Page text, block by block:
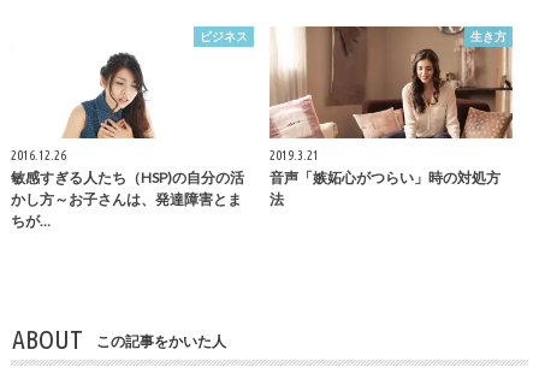
ビジネス
2016.12.26
敏感すぎる人たち（HSP)の自分の活
かし方～お子さんは、発達障害とま
ちが…
生き方
2019.3.21
音声「嫉妬心がつらい」時の対処方
法
ABOUT この記事をかいた人